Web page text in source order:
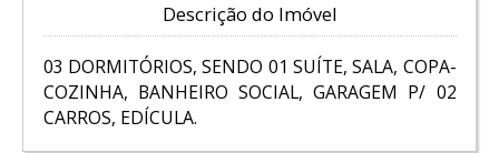
Descrição do Imóvel
03 DORMITÓRIOS, SENDO 01 SUÍTE, SALA, COPA-
COZINHA, BANHEIRO SOCIAL, GARAGEM P/ 02
CARROS, EDÍCULA.